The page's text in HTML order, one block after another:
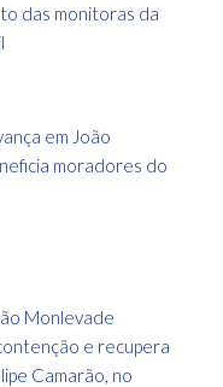
das monitoras da
em João
moradores do
Monlevade
e recupera
Camarão, no